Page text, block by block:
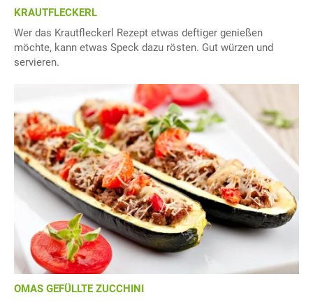
KRAUTFLECKERL
Wer das Krautfleckerl Rezept etwas deftiger genießen
möchte, kann etwas Speck dazu rösten. Gut würzen und
servieren.
OMAS GEFÜLLTE ZUCCHINI